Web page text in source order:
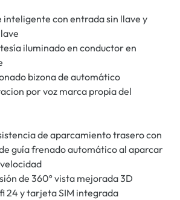
inteligente con entrada sin llave y
iluminado en conductor en
bizona de automático
por voz marca propia del
de aparcamiento trasero con
guía frenado automático al aparcar
de 360º vista mejorada 3D
24 y tarjeta SIM integrada